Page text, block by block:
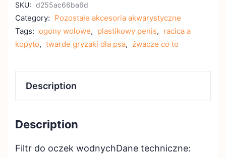
SKU: d255ac66ba6d
Category: Pozostałe akcesoria akwarystyczne
Tags: ogony wolowe, plastikowy penis, racica a
kopyto, twarde gryzaki dla psa, żwacze co to
Description
Description
Filtr do oczek wodnychDane techniczne: